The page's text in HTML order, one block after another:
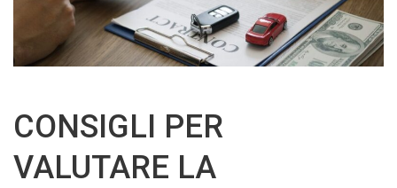
CONSIGLI PER
VALUTARE LA